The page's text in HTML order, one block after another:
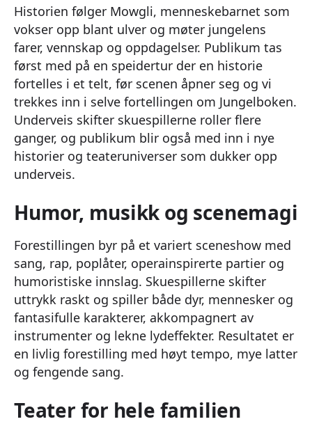
Historien følger Mowgli, menneskebarnet som
vokser opp blant ulver og møter jungelens
farer, vennskap og oppdagelser. Publikum tas
først med på en speidertur der en historie
fortelles i et telt, før scenen åpner seg og vi
trekkes inn i selve fortellingen om Jungelboken.
Underveis skifter skuespillerne roller flere
ganger, og publikum blir også med inn i nye
historier og teateruniverser som dukker opp
underveis.
Humor, musikk og scenemagi
Forestillingen byr på et variert sceneshow med
sang, rap, poplåter, operainspirerte partier og
humoristiske innslag. Skuespillerne skifter
uttrykk raskt og spiller både dyr, mennesker og
fantasifulle karakterer, akkompagnert av
instrumenter og lekne lydeffekter. Resultatet er
en livlig forestilling med høyt tempo, mye latter
og fengende sang.
Teater for hele familien